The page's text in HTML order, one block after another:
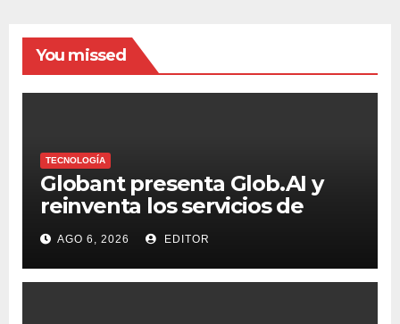
You missed
TECNOLOGÍA
Globant presenta Glob.AI y
reinventa los servicios de
tecnología para la era de la IA
AGO 6, 2026 EDITOR